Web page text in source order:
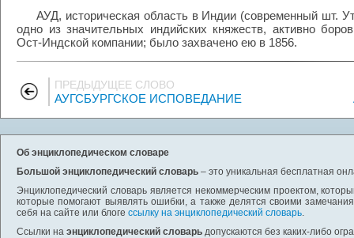
АУД, историческая область в Индии (современный шт.
одно из значительных индийских княжеств, активно
Ост-Индской компании; было захвачено ею в 1856.
ПРЕДЫДУЩЕЕ СЛОВО
АУГСБУРГСКОЕ ИСПОВЕДАНИЕ
Об энциклопедическом словаре
Большой энциклопедический словарь – это уникальная бесплатная
Энциклопедический словарь является некоммерческим проектом,
которые помогают выявлять ошибки, а также делятся своими
себя на сайте или блоге ссылку на энциклопедический словарь.
Ссылки на энциклопедический словарь допускаются без каких-либо